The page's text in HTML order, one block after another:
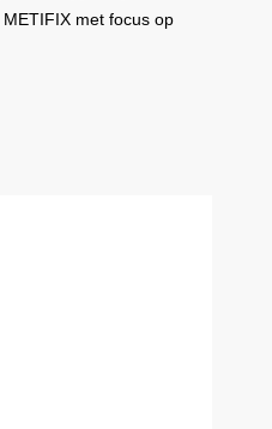
METIFIX met focus op